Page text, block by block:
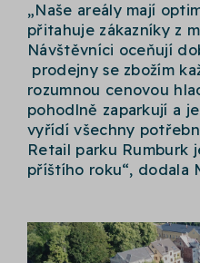
„Naše areály mají
přitahuje zákazníky z
Návštěvníci oceňují
prodejny se zbožím
rozumnou cenovou
pohodlně zaparkují a
vyřídí všechny
Retail parku Rumburk
příštího roku“, dodala